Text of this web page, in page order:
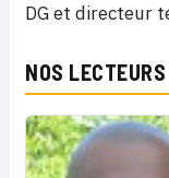
DG et directeur
NOS